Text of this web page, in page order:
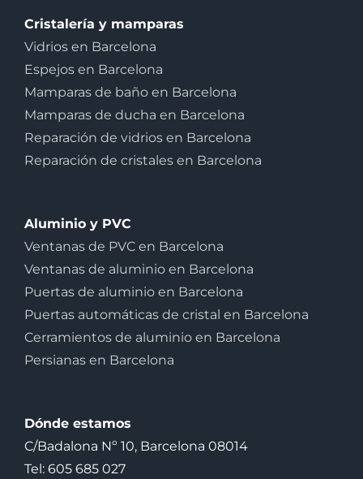
Cristalería y mamparas
Vidrios en Barcelona
Espejos en Barcelona
Mamparas de baño en Barcelona
Mamparas de ducha en Barcelona
Reparación de vidrios en Barcelona
Reparación de cristales en Barcelona
Aluminio y PVC
Ventanas de PVC en Barcelona
Ventanas de aluminio en Barcelona
Puertas de aluminio en Barcelona
Puertas automáticas de cristal en Barcelona
Cerramientos de aluminio en Barcelona
Persianas en Barcelona
Dónde estamos
C/Badalona Nº 10, Barcelona 08014
Tel: 605 685 027